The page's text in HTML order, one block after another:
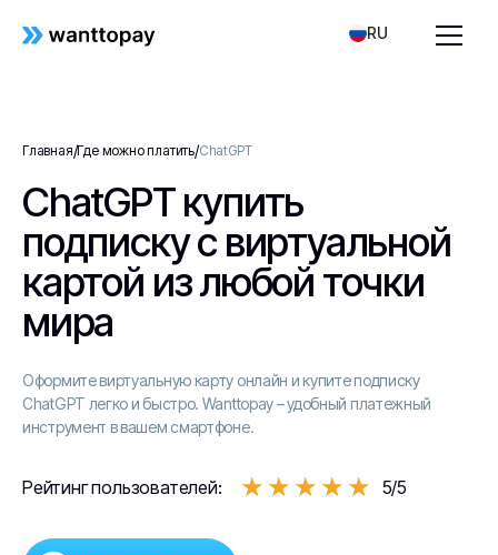
RU
Главная/Где можно платить/ChatGPT
ChatGPT купить
подписку с виртуальной
картой из любой точки
мира
Оформите виртуальную карту онлайн и купите подписку
ChatGPT легко и быстро. Wanttopay – удобный платежный
инструмент в вашем смартфоне.
Рейтинг пользователей: ★★★★★
★★★★★ 5/5